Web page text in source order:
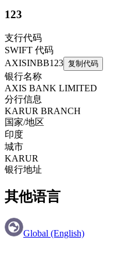
123
支行代码
SWIFT 代码
AXISINBB123 复制代码
银行名称
AXIS BANK LIMITED
分行信息
KARUR BRANCH
国家/地区
印度
城市
KARUR
银行地址
其他语言
Global (English)